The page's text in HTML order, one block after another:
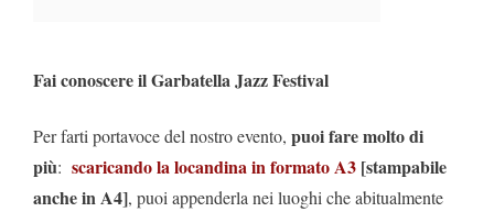
Fai conoscere il Garbatella Jazz Festival
Per farti portavoce del nostro evento, puoi fare molto di
più: scaricando la locandina in formato A3 [stampabile
anche in A4], puoi appenderla nei luoghi che abitualmente